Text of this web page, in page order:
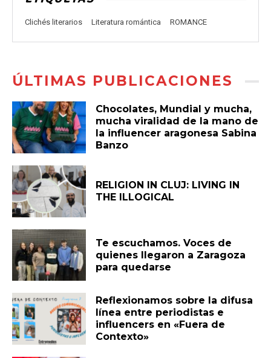
Clichés literarios Literatura romántica ROMANCE
ÚLTIMAS PUBLICACIONES
Chocolates, Mundial y mucha,
mucha viralidad de la mano de
la influencer aragonesa Sabina
Banzo
RELIGION IN CLUJ: LIVING IN
THE ILLOGICAL
Te escuchamos. Voces de
quienes llegaron a Zaragoza
para quedarse
Reflexionamos sobre la difusa
línea entre periodistas e
influencers en «Fuera de
Contexto»